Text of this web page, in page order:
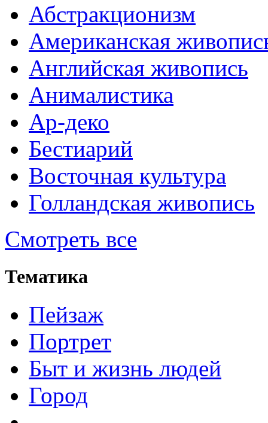
Абстракционизм
Американская
Английская живопись
Анималистика
Ар-деко
Бестиарий
Восточная культура
Голландская живопись
Смотреть все
Тематика
Пейзаж
Портрет
Быт и жизнь людей
Город